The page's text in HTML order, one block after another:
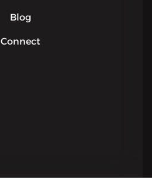
Blog
Connect